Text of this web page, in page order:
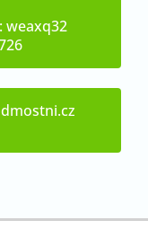
weaxq32